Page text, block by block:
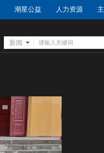
潮星公益 人力资源
新闻